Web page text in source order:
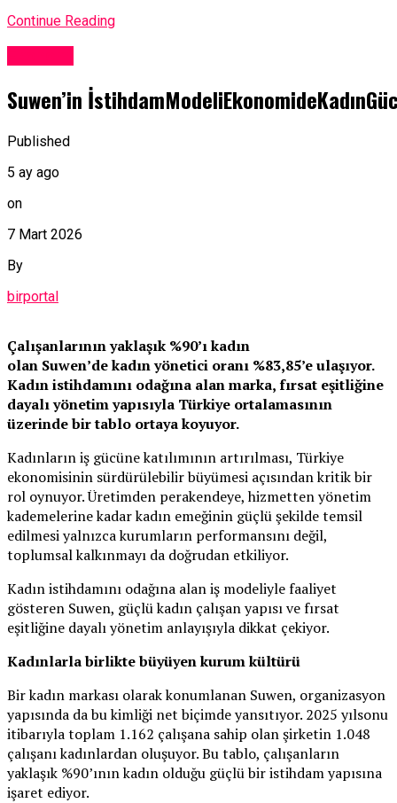
Continue Reading
Suwen’in
Published
5 ay ago
on
7 Mart 2026
By
birportal
Çalışanlarının yaklaşık %90’ı kadın
olan Suwen’dekadın yönetici oranı %83,85’e ulaşıyor.
Kadın istihdamını odağına alan marka, fırsat eşitliğine
dayalı yönetim yapısıyla Türkiye ortalamasının
üzerinde bir tablo ortaya koyuyor.
Kadınların iş gücüne katılımının artırılması, Türkiye
ekonomisinin sürdürülebilir büyümesi açısından kritik bir
rol oynuyor. Üretimden perakendeye, hizmetten yönetim
kademelerine kadar kadın emeğinin güçlü şekilde temsil
edilmesi yalnızca kurumların performansını değil,
toplumsal kalkınmayı da doğrudan etkiliyor.
Kadın istihdamını odağına alan iş modeliyle faaliyet
gösteren Suwen, güçlü kadın çalışan yapısı ve fırsat
eşitliğine dayalı yönetim anlayışıyla dikkat çekiyor.
Kadınlarlabirliktebüyüyenkurumkültürü
Bir kadın markası olarak konumlanan Suwen, organizasyon
yapısında da bu kimliği net biçimde yansıtıyor. 2025 yılsonu
itibarıyla toplam 1.162 çalışana sahip olan şirketin 1.048
çalışanı kadınlardan oluşuyor. Bu tablo, çalışanların
yaklaşık %90’ının kadın olduğu güçlü bir istihdam yapısına
işaret ediyor.